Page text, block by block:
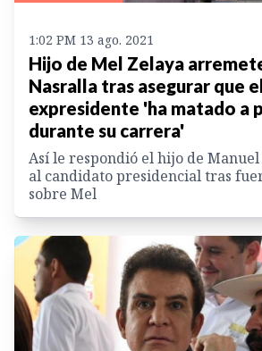
1:02 PM 13 ago. 2021
Hijo de Mel Zelaya
Nasralla tras asegurar que
expresidente 'ha matado a
durante su carrera'
Así le respondió el hijo de Manuel
al candidato presidencial tras
sobre Mel